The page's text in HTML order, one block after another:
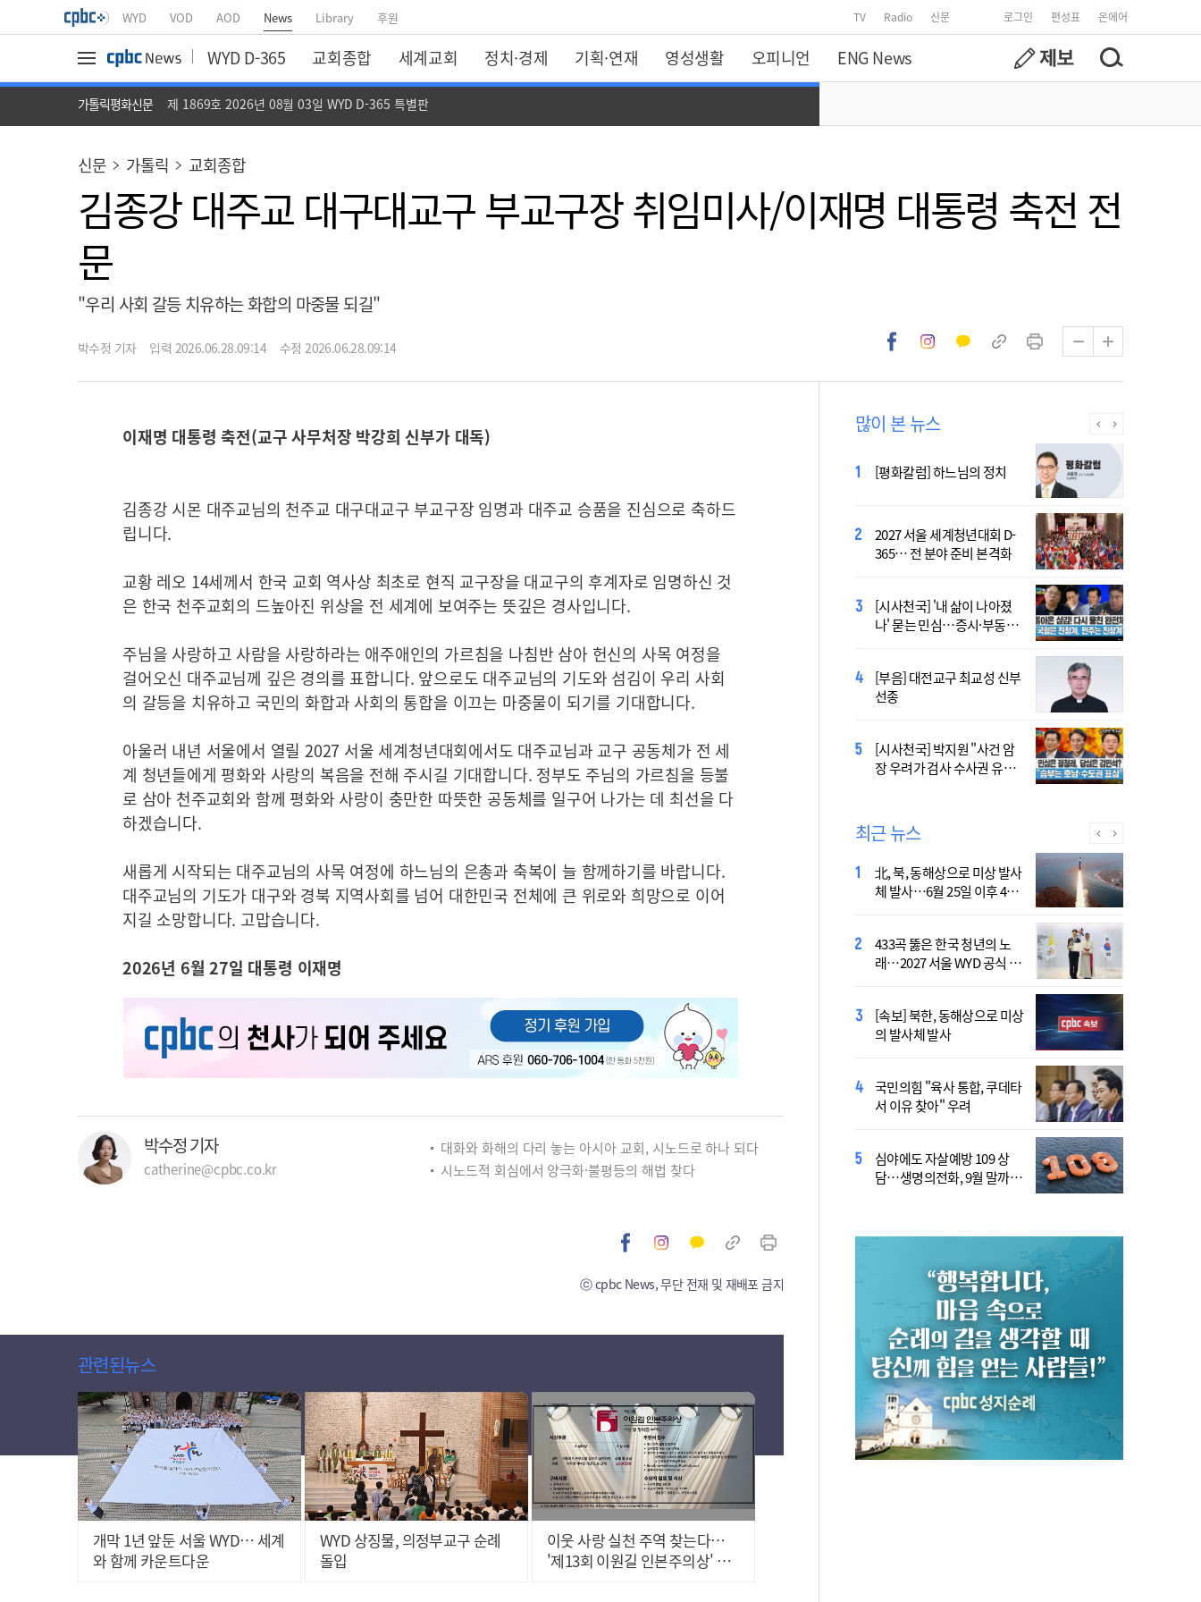
WYD VOD AOD News Library 후원 TV Radio 신문 로그인 편성표 온에어
WYD D-365 교회종합 세계교회 정치·경제 기획·연재 영성생활 오피니언 ENG News
가톨릭평화신문 제 1869호 2026년 08월 03일 WYD D-365 특별판
신문 가톨릭 교회종합
김종강 대주교 대구대교구 부교구장 취임미사/이재명 대통령 축전 전
문
"우리 사회 갈등 치유하는 화합의 마중물 되길"
박수정 기자 입력 2026.06.28.09:14 수정 2026.06.28.09:14
이재명 대통령 축전(교구 사무처장 박강희 신부가 대독)
김종강 시몬 대주교님의 천주교 대구대교구 부교구장 임명과 대주교 승품을 진심으로 축하드
립니다.
교황 레오 14세께서 한국 교회 역사상 최초로 현직 교구장을 대교구의 후계자로 임명하신 것
은 한국 천주교회의 드높아진 위상을 전 세계에 보여주는 뜻깊은 경사입니다.
주님을 사랑하고 사람을 사랑하라는 애주애인의 가르침을 나침반 삼아 헌신의 사목 여정을
걸어오신 대주교님께 깊은 경의를 표합니다. 앞으로도 대주교님의 기도와 섬김이 우리 사회
의 갈등을 치유하고 국민의 화합과 사회의 통합을 이끄는 마중물이 되기를 기대합니다.
아울러 내년 서울에서 열릴 2027 서울 세계청년대회에서도 대주교님과 교구 공동체가 전 세
계 청년들에게 평화와 사랑의 복음을 전해 주시길 기대합니다. 정부도 주님의 가르침을 등불
로 삼아 천주교회와 함께 평화와 사랑이 충만한 따뜻한 공동체를 일구어 나가는 데 최선을 다
하겠습니다.
새롭게 시작되는 대주교님의 사목 여정에 하느님의 은총과 축복이 늘 함께하기를 바랍니다.
대주교님의 기도가 대구와 경북 지역사회를 넘어 대한민국 전체에 큰 위로와 희망으로 이어
지길 소망합니다. 고맙습니다.
2026년 6월 27일 대통령 이재명
박수정 기자
catherine@cpbc.co.kr
대화와 화해의 다리 놓는 아시아 교회, 시노드로 하나 되다
시노드적 회심에서 양극화·불평등의 해법 찾다
ⓒ cpbc News, 무단 전재 및 재배포 금지
관련된뉴스
개막 1년 앞둔 서울 WYD… 세계
와 함께 카운트다운
WYD 상징물, 의정부교구 순례
돌입
이웃 사랑 실천 주역 찾는다…
'제13회 이원길 인본주의상' 공
많이 본 뉴스
[평화칼럼] 하느님의 정치
2027 서울 세계청년대회 D-
365… 전 분야 준비 본격화
[시사천국] '내 삶이 나아졌
나' 묻는 민심…증시·부동산
[부음] 대전교구 최교성 신부
선종
[시사천국] 박지원 "사건 암
장 우려가 검사 수사권 유지
[시사천국] 알고 싶지 않은 폭
염의 진실…올해가 가장 시
[시사천국] 서미화 "시각장애
여성 첫 최고위 도전…사회
2027 서울 WYD 공식 주제가
오늘 공개…한국인 곡 선정
2027 서울 세계청년대회 주
제가 공개…희망의 선율 울
[시사천국] 홍춘욱 "단일종목 레버리지 ETF는
없애는 게 맞다"
최근 뉴스
北, 북, 동해상으로 미상 발사
체 발사…6월 25일 이후 42
433곡 뚫은 한국 청년의 노
래…2027 서울 WYD 공식 주
[속보] 북한, 동해상으로 미상
의 발사체 발사
국민의힘 "육사 통합, 쿠데타
서 이유 찾아" 우려
심야에도 자살예방 109 상
담…생명의전화, 9월 말까지
장기요양 재가 노인 10명 중
7명 "아파도 살던 집에서 살
산티아고 순례길에 울려 퍼진
“2027년 서울에서 만나요!”
李 "폭염·가뭄에 행정력 총
동원…전방위 대응체계 가
靑, 김용범 책임론에 "지금은
대책 챙기는 게 더 중요"
국가보훈부, 미국서 첫 국제
보훈컨퍼런스 연다